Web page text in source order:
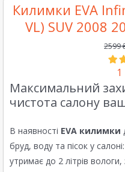
Килимки EVA
VL) SUV 2008
2599
1
Максимальний
чистота салону
В наявності EVA килимки
бруд, воду та пісок у
утримає до 2 літрів